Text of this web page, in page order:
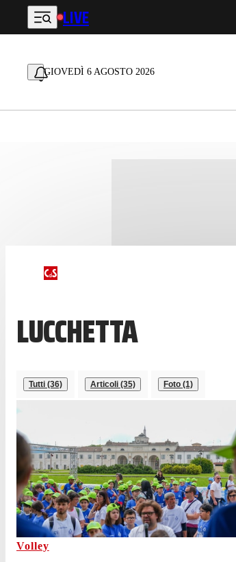
Vai al contenuto principale
LIVE
GIOVEDÌ 6 AGOSTO 2026
LUCCHETTA
Tutti (36) Articoli (35) Foto (1)
Volley